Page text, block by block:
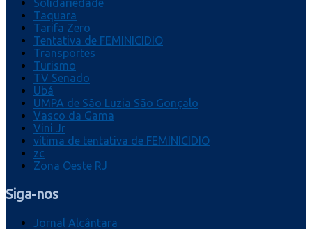
Taquara
Tarifa Zero
Tentativa de FEMINICIDIO
Transportes
Turismo
TV Senado
Ubá
UMPA de São Luzia São Gonçalo
Vasco da Gama
Vini Jr
vítima de tentativa de FEMINICIDIO
zc
Zona Oeste RJ
Siga-nos
Jornal Alcântara